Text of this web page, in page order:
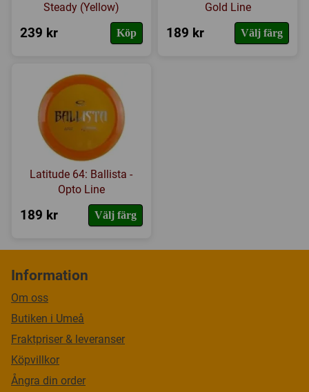
Steady (Yellow)
239 kr Köp
Gold Line
189 kr Välj färg
Latitude 64: Ballista -
Opto Line
189 kr Välj färg
Information
Om oss
Butiken i Umeå
Fraktpriser & leveranser
Köpvillkor
Ångra din order